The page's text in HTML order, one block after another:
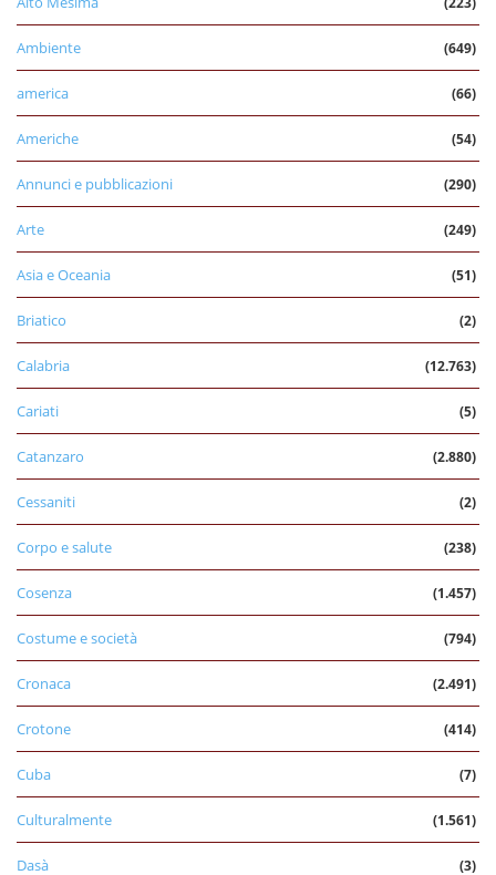
Ambiente (649)
america (66)
Americhe (54)
Annunci e pubblicazioni (290)
Arte (249)
Asia e Oceania (51)
Briatico (2)
Calabria (12.763)
Cariati (5)
Catanzaro (2.880)
Cessaniti (2)
Corpo e salute (238)
Cosenza (1.457)
Costume e società (794)
Cronaca (2.491)
Crotone (414)
Cuba (7)
Culturalmente (1.561)
Dasà (3)